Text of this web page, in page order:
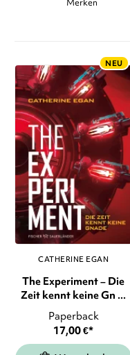
Merken
NEU
CATHERINE EGAN
The Experiment – Die
Zeit kennt keine Gn ...
Paperback
17,00€*